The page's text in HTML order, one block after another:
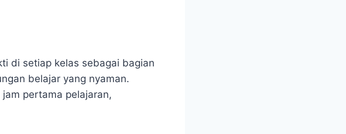
di setiap kelas sebagai bagian
belajar yang nyaman.
pertama pelajaran,